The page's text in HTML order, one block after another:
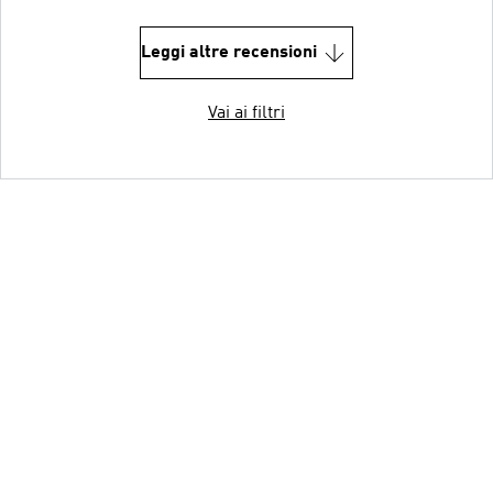
Leggi altre recensioni
Vai ai filtri